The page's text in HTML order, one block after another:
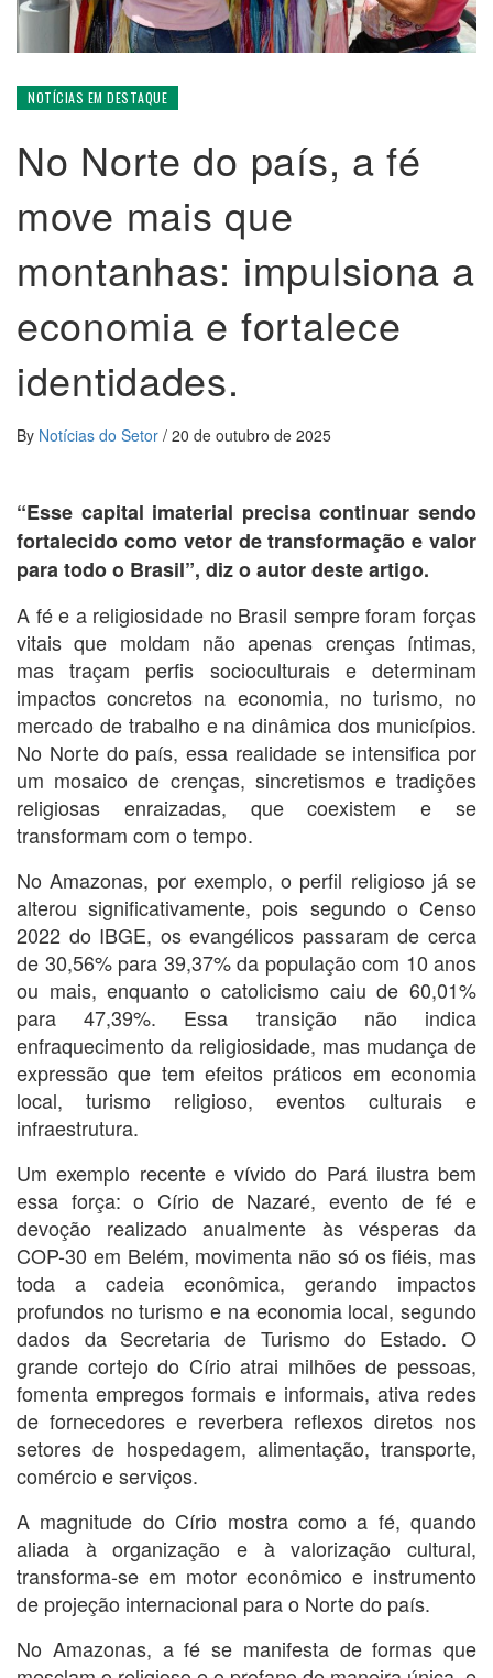
NOTÍCIAS EM DESTAQUE
No Norte do país, a fé
move mais que
montanhas: impulsiona a
economia e fortalece
identidades.
By Notícias do Setor / 20 de outubro de 2025
“Esse capital imaterial precisa continuar sendo
fortalecido como vetor de transformação e valor
para todo o Brasil”, diz o autor deste artigo.
A fé e a religiosidade no Brasil sempre foram forças
vitais que moldam não apenas crenças íntimas,
mas traçam perfis socioculturais e determinam
impactos concretos na economia, no turismo, no
mercado de trabalho e na dinâmica dos municípios.
No Norte do país, essa realidade se intensifica por
um mosaico de crenças, sincretismos e tradições
religiosas enraizadas, que coexistem e se
transformam com o tempo.
No Amazonas, por exemplo, o perfil religioso já se
alterou significativamente, pois segundo o Censo
2022 do IBGE, os evangélicos passaram de cerca
de 30,56% para 39,37% da população com 10 anos
ou mais, enquanto o catolicismo caiu de 60,01%
para 47,39%. Essa transição não indica
enfraquecimento da religiosidade, mas mudança de
expressão que tem efeitos práticos em economia
local, turismo religioso, eventos culturais e
infraestrutura.
Um exemplo recente e vívido do Pará ilustra bem
essa força: o Círio de Nazaré, evento de fé e
devoção realizado anualmente às vésperas da
COP-30 em Belém, movimenta não só os fiéis, mas
toda a cadeia econômica, gerando impactos
profundos no turismo e na economia local, segundo
dados da Secretaria de Turismo do Estado. O
grande cortejo do Círio atrai milhões de pessoas,
fomenta empregos formais e informais, ativa redes
de fornecedores e reverbera reflexos diretos nos
setores de hospedagem, alimentação, transporte,
comércio e serviços.
A magnitude do Círio mostra como a fé, quando
aliada à organização e à valorização cultural,
transforma-se em motor econômico e instrumento
de projeção internacional para o Norte do país.
No Amazonas, a fé se manifesta de formas que